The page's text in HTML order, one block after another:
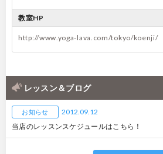
教室HP
http://www.yoga-lava.com/tokyo/koenji/
レッスン＆ブログ
お知らせ
2012.09.12
当店のレッスンスケジュールはこちら！